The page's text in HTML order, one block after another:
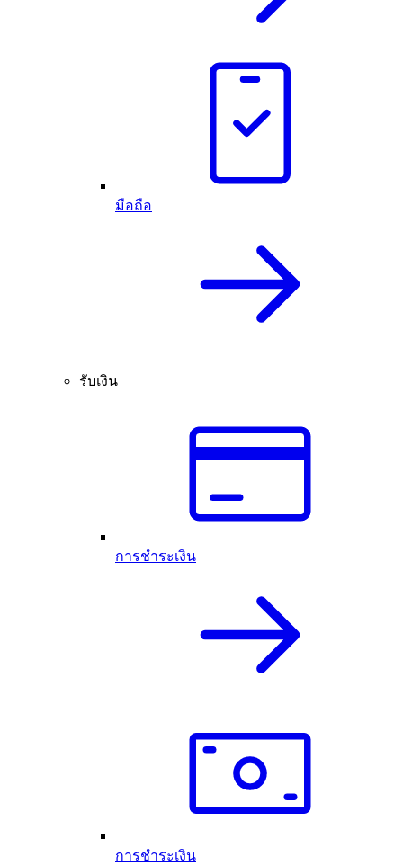
มือถือ
รับเงิน
การชำระเงิน
การชำระเงิน